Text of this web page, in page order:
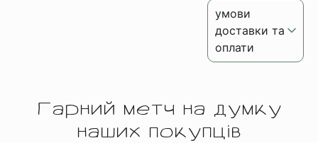
умови
доставки та
оплати
Гарний метч на думку
наших покупців